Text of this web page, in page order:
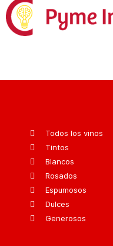
Todos los vinos
Tintos
Blancos
Rosados
Espumosos
Dulces
Generosos